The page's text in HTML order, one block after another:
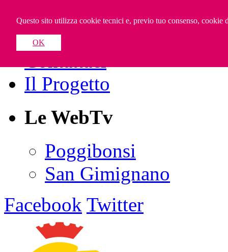
Valdelsa WebTV
Il Progetto
Le WebTv
Poggibonsi
San Gimignano
Facebook Twitter
Questo sito utilizza cookie tecnici e, previo tuo consenso, cookie
OK